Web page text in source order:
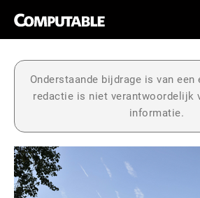
Onderstaande bijdrage is van
redactie is niet verantwoordelijk
informatie.